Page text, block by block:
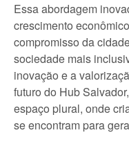
Essa abordagem
crescimento
compromisso da
sociedade mais
inovação e a
futuro do Hub
espaço plural, onde
se encontram para